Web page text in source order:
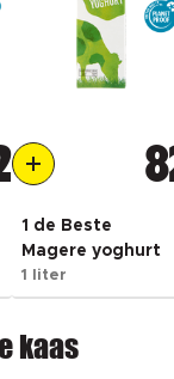
1 de Beste
Magere yoghurt
1 liter
kaas